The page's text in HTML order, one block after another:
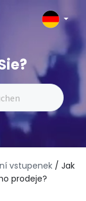
vstupenek / Jak
prodeje?